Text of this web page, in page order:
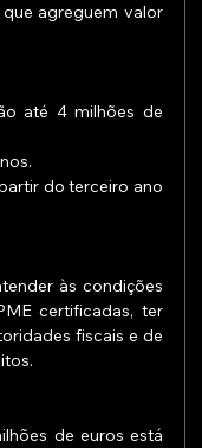
agreguem valor
até 4 milhões de
do terceiro ano
às condições
certificadas, ter
fiscais e de
de euros está